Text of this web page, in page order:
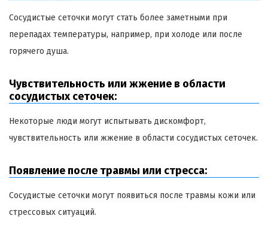
Сосудистые сеточки могут стать более заметными при
перепадах температуры, например, при холоде или после
горячего душа.
Чувствительность или жжение в области
сосудистых сеточек:
Некоторые люди могут испытывать дискомфорт,
чувствительность или жжение в области сосудистых сеточек.
Появление после травмы или стресса:
Сосудистые сеточки могут появиться после травмы кожи или
стрессовых ситуаций.